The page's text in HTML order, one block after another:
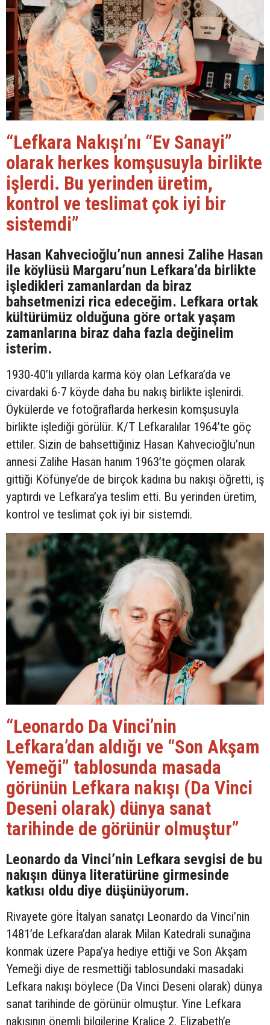
“Lefkara Nakışı’nı “Ev Sanayi”
olarak herkes komşusuyla birlikte
işlerdi. Bu yerinden üretim,
kontrol ve teslimat çok iyi bir
sistemdi”
Hasan Kahvecioğlu’nun annesi Zalihe Hasan
ile köylüsü Margaru’nun Lefkara’da birlikte
işledikleri zamanlardan da biraz
bahsetmenizi rica edeceğim. Lefkara ortak
kültürümüz olduğuna göre ortak yaşam
zamanlarına biraz daha fazla değinelim
isterim.
1930-40’lı yıllarda karma köy olan Lefkara’da ve
civardaki 6-7 köyde daha bu nakış birlikte işlenirdi.
Öykülerde ve fotoğraflarda herkesin komşusuyla
birlikte işlediği görülür. K/T Lefkaralılar 1964’te göç
ettiler. Sizin de bahsettiğiniz Hasan Kahvecioğlu’nun
annesi Zalihe Hasan hanım 1963’te göçmen olarak
gittiği Köfünye’de de birçok kadına bu nakışı öğretti, iş
yaptırdı ve Lefkara’ya teslim etti. Bu yerinden üretim,
kontrol ve teslimat çok iyi bir sistemdi.
“Leonardo Da Vinci’nin
Lefkara’dan aldığı ve “Son Akşam
Yemeği” tablosunda masada
görünün Lefkara nakışı (Da Vinci
Deseni olarak) dünya sanat
tarihinde de görünür olmuştur”
Leonardo da Vinci’nin Lefkara sevgisi de bu
nakışın dünya literatürüne girmesinde
katkısı oldu diye düşünüyorum.
Rivayete göre İtalyan sanatçı Leonardo da Vinci’nin
1481’de Lefkara’dan alarak Milan Katedrali sunağına
konmak üzere Papa’ya hediye ettiği ve Son Akşam
Yemeği diye de resmettiği tablosundaki masadaki
Lefkara nakışı böylece (Da Vinci Deseni olarak) dünya
sanat tarihinde de görünür olmuştur. Yine Lefkara
nakışının önemli bilgilerine Kraliçe 2. Elizabeth’e